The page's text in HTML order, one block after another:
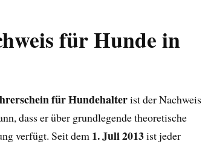
für Hunde in
für Hundehalterist der Nachweis
dass er über grundlegende theoretische
verfügt. Seit dem 1. Juli 2013ist jeder